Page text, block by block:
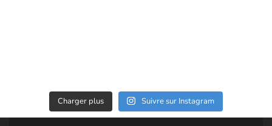
Charger plus Suivre sur Instagram